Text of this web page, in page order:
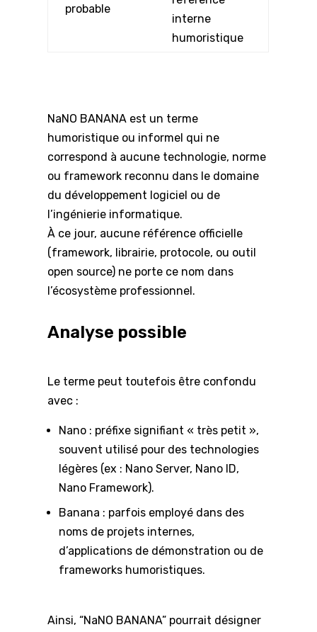
probable
interne
humoristique
NaNO BANANA est un terme
humoristique ou informel qui ne
correspond à aucune technologie, norme
ou framework reconnu dans le domaine
du développement logiciel ou de
l’ingénierie informatique.
À ce jour, aucune référence officielle
(framework, librairie, protocole, ou outil
open source) ne porte ce nom dans
l’écosystème professionnel.
Analyse possible
Le terme peut toutefois être confondu
avec :
Nano : préfixe signifiant « très petit »,
souvent utilisé pour des technologies
légères (ex : Nano Server, Nano ID,
Nano Framework).
Banana : parfois employé dans des
noms de projets internes,
d’applications de démonstration ou de
frameworks humoristiques.
Ainsi, “NaNO BANANA” pourrait désigner